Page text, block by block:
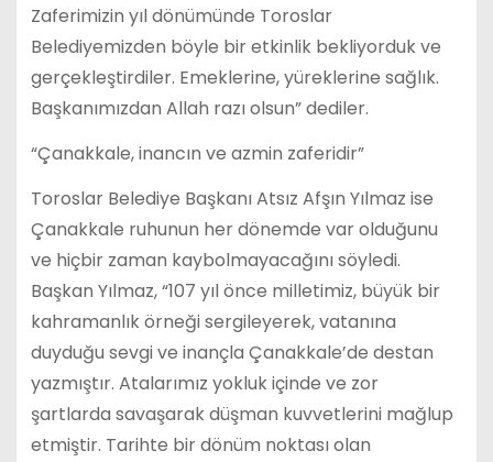
Zaferimizin yıl dönümünde Toroslar
Belediyemizden böyle bir etkinlik bekliyorduk ve
gerçekleştirdiler. Emeklerine, yüreklerine sağlık.
Başkanımızdan Allah razı olsun” dediler.
“Çanakkale, inancın ve azmin zaferidir”
Toroslar Belediye Başkanı Atsız Afşın Yılmaz ise
Çanakkale ruhunun her dönemde var olduğunu
ve hiçbir zaman kaybolmayacağını söyledi.
Başkan Yılmaz, “107 yıl önce milletimiz, büyük bir
kahramanlık örneği sergileyerek, vatanına
duyduğu sevgi ve inançla Çanakkale’de destan
yazmıştır. Atalarımız yokluk içinde ve zor
şartlarda savaşarak düşman kuvvetlerini mağlup
etmiştir. Tarihte bir dönüm noktası olan